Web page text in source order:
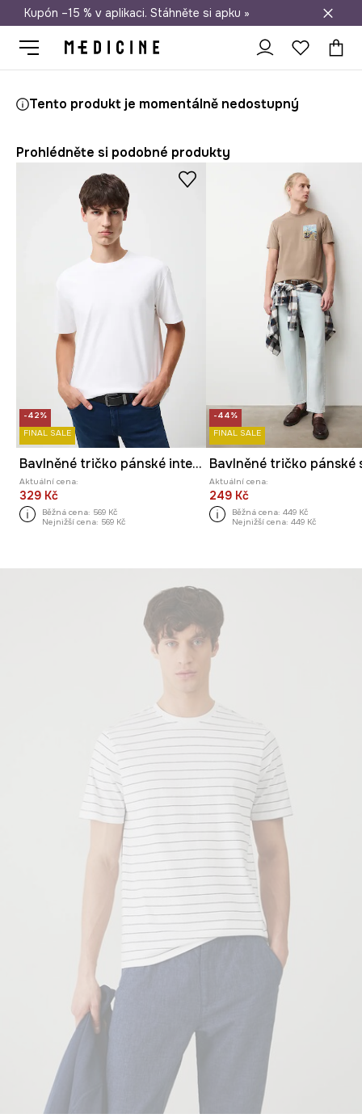
Doprava zdarma při nákupu nad 1 200 Kč
Kupón –15 % v aplikaci. Stáhněte si apku »
Tento produkt je momentálně nedostupný
Prohlédněte si podobné produkty
-42%
FINAL SALE
Bavlněné tričko pánské interlock bez vzoru
Aktuální cena:
329 Kč
Běžná cena: 569 Kč
Nejnižší cena: 569 Kč
-44%
FINAL SALE
Aktuální cena:
249 Kč
Běžná cena: 449 Kč
Nejnižší cena: 449 Kč